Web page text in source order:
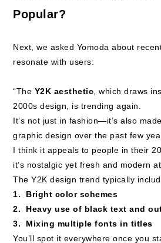
Popular?
Next, we asked Yomoda about
resonate with users:
“The Y2K aesthetic, which draws
2000s design, is trending again.
It’s not just in fashion—it’s also
graphic design over the past few
I think it appeals to people in their
it’s nostalgic yet fresh and modern
The Y2K design trend typically
1. Bright color schemes
2. Heavy use of black text and
3. Mixing multiple fonts in titles
You’ll spot it everywhere once you